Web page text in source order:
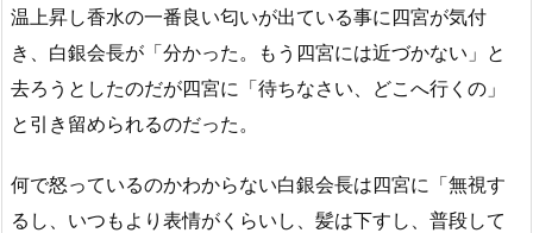
温上昇し香水の一番良い匂いが出ている事に四宮が気付
き、白銀会長が「分かった。もう四宮には近づかない」と
去ろうとしたのだが四宮に「待ちなさい、どこへ行くの」
と引き留められるのだった。
何で怒っているのかわからない白銀会長は四宮に「無視す
るし、いつもより表情がくらいし、髪は下すし、普段して